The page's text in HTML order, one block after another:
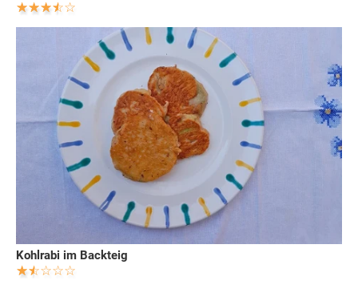
Kohlrabi im Backteig